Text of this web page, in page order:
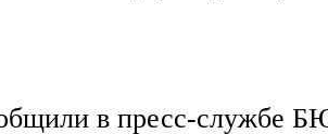
в пресс-службе